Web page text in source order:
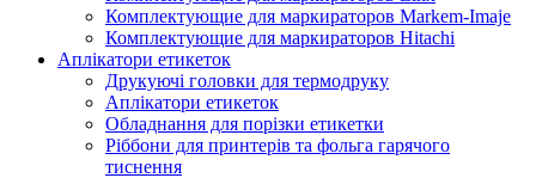
Комплектующие для маркираторов Markem-Imaje
Комплектующие для маркираторов Hitachi
Аплікатори етикеток
Друкуючі головки для термодруку
Аплікатори етикеток
Обладнання для порізки етикетки
Ріббони для принтерів та фольга гарячого
тиснення